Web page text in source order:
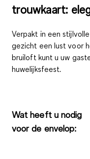
trouwkaart:
Verpakt in een
gezicht een lust voor
bruiloft kunt u uw
huwelijksfeest.
Wat heeft u nodig
voor de envelop: